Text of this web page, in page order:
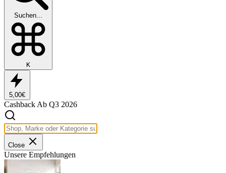
Suchen...
K
5,00€
CashbackAb Q3 2026
Close
Unsere Empfehlungen